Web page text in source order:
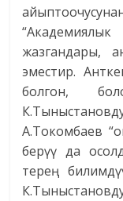
жазгандары,
эместир.
болгон,
А.Токомбаев
берүү да
терең